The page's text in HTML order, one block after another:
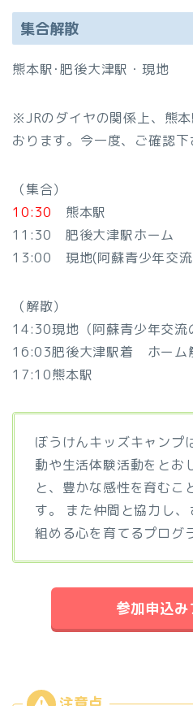
集合解散
熊本駅･肥後大津駅・現地
※JRのダイヤの関係上、熊
おります。今一度、ご確認下
（集合）
10:30 熊本駅
11:30 肥後大津駅ホーム
13:00 現地(阿蘇青少年交
（解散）
14:30現地（阿蘇青少年交流
16:03肥後大津駅着 ホーム
17:10熊本駅
ぼうけんキッズキャンプ
動や生活体験活動をとお
と、豊かな感性を育むこ
す。 また仲間と協力し
組める心を育てるプログ
参加申込